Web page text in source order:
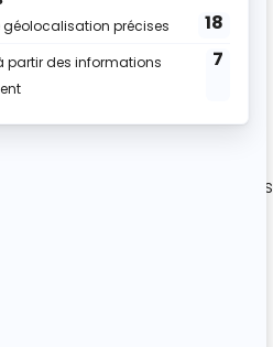
des divers formulaires
du formulaire vous
Informatique et Libertés
L’Atelier de Roxane).
assurée de la
et partenaires de
respect de conditions strictes
d’usage et de protection
la vigilance s’est
fondement légal pour
de données vers un